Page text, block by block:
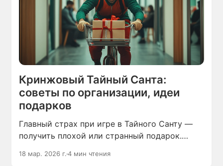
Кринжовый Тайный Санта:
советы по организации, идеи
подарков
Главный страх при игре в Тайного Санту —
получить плохой или странный подарок.
тапочки в виде рыб не стали
18 мар. 2026 г.4 мин чтения